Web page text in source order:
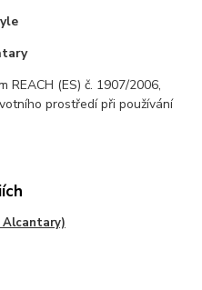
(ES) č. 1907/2006,
prostředí při používání
Alcantary)